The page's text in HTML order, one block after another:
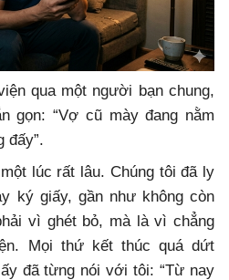
qua một người bạn chung,
gọn: “Vợ cũ mày đang nằm
đấy”.
lúc rất lâu. Chúng tôi đã ly
ký giấy, gần như không còn
vì ghét bỏ, mà là vì chẳng
Mọi thứ kết thúc quá dứt
đã từng nói với tôi: “Từ nay